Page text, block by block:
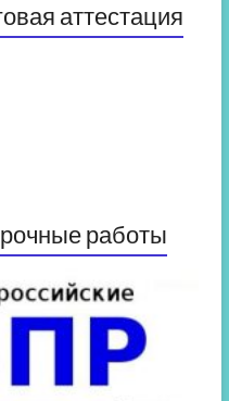
аттестация
работы